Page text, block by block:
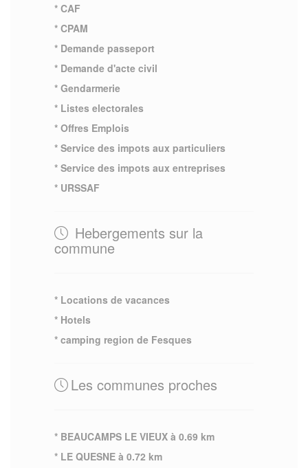
* CAF
* CPAM
* Demande passeport
* Demande d'acte civil
* Gendarmerie
* Listes electorales
* Offres Emplois
* Service des impots aux particuliers
* Service des impots aux entreprises
* URSSAF
Hebergements sur la
commune
* Locations de vacances
* Hotels
* camping region de Fesques
Les communes proches
* BEAUCAMPS LE VIEUX à 0.69 km
* LE QUESNE à 0.72 km